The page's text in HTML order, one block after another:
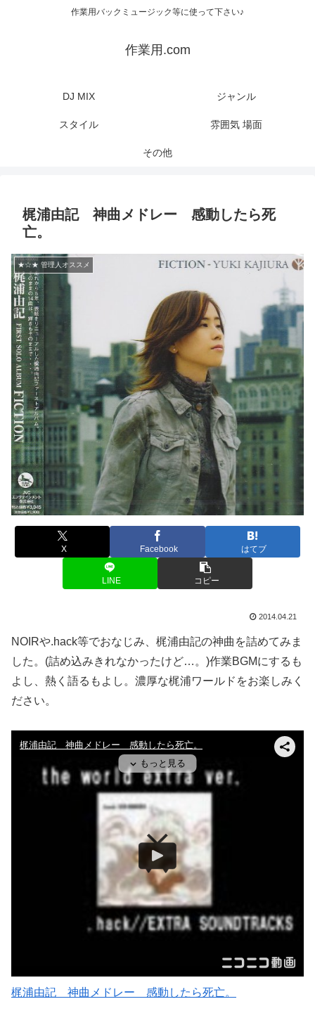
作業用バックミュージック等に使って下さい♪
作業用.com
DJ MIX ジャンル
スタイル 雰囲気 場面
その他
梶浦由記 神曲メドレー 感動したら死
亡。
★☆★ 管理人オススメ
X Facebook はてブ
LINE コピー
2014.04.21
NOIRや.hack等でおなじみ、梶浦由記の神曲を詰めてみま
した。(詰め込みきれなかったけど…。)作業BGMにするも
よし、熱く語るもよし。濃厚な梶浦ワールドをお楽しみく
ださい。
梶浦由記 神曲メドレー 感動したら死亡。